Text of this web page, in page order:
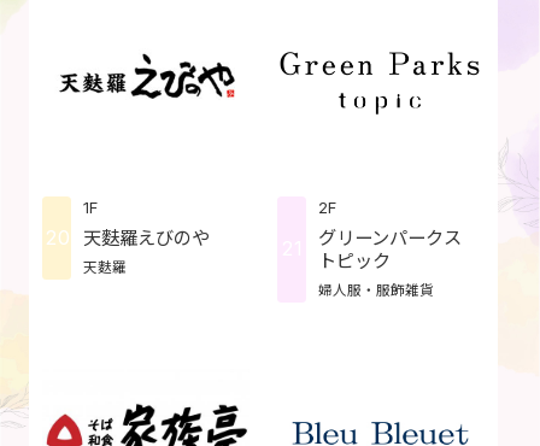
20
1F
天麩羅えびのや
天麩羅
2F
グリーンパークス
トピック
婦人服・服飾雑貨